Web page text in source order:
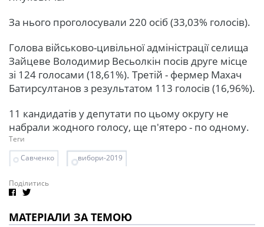
За нього проголосували 220 осіб (33,03% голосів).
Голова військово-цивільної адміністрації селища
Зайцеве Володимир Весьолкін посів друге місце
зі 124 голосами (18,61%). Третій - фермер Махач
Батирсултанов з результатом 113 голосів (16,96%).
11 кандидатів у депутати по цьому округу не
набрали жодного голосу, ще п'ятеро - по одному.
Теги
Савченко
вибори-2019
Поділитись
МАТЕРІАЛИ ЗА ТЕМОЮ